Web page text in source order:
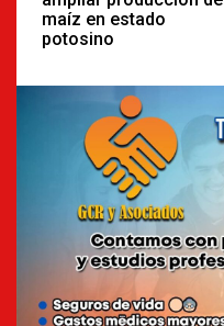
maíz en estado
potosino